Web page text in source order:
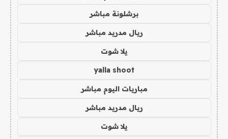
برشلونة مباشر
ريال مدريد مباشر
يلا شوت
yalla shoot
مباريات اليوم مباشر
ريال مدريد مباشر
يلا شوت